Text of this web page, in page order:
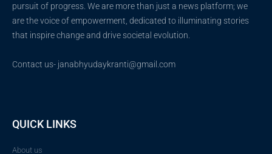
pursuit of progress. We are more than just a news platform; we
are the voice of empowerment, dedicated to illuminating stories
that inspire change and drive societal evolution.
Contact us- janabhyudaykranti@gmail.com
QUICK LINKS
About us